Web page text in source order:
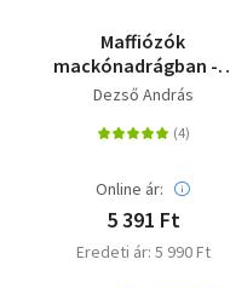
Maffiózók
mackónadrágban - A
magyar szervezett
története a 70-es
Dezső András
Online ár:
5 391 Ft
Eredeti ár: 5 990 Ft